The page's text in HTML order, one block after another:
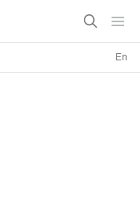
En